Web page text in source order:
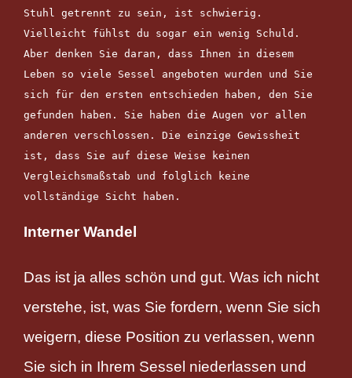
Stuhl getrennt zu sein, ist schwierig.
Vielleicht fühlst du sogar ein wenig Schuld.
Aber denken Sie daran, dass Ihnen in diesem
Leben so viele Sessel angeboten wurden und Sie
sich für den ersten entschieden haben, den Sie
gefunden haben. Sie haben die Augen vor allen
anderen verschlossen. Die einzige Gewissheit
ist, dass Sie auf diese Weise keinen
Vergleichsmaßstab und folglich keine
vollständige Sicht haben.
Interner Wandel
Das ist ja alles schön und gut. Was ich nicht
verstehe, ist, was Sie fordern, wenn Sie sich
weigern, diese Position zu verlassen, wenn
Sie sich in Ihrem Sessel niederlassen und